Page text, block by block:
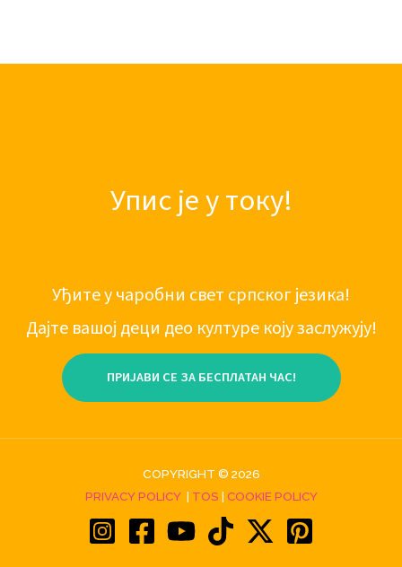
Упис је у току!
Уђите у чаробни свет српског језика!
Дајте вашој деци део културе коју заслужују!
ПРИЈАВИ СЕ ЗА БЕСПЛАТАН ЧАС!
COPYRIGHT © 2026
PRIVACY POLICY | TOS | COOKIE POLICY